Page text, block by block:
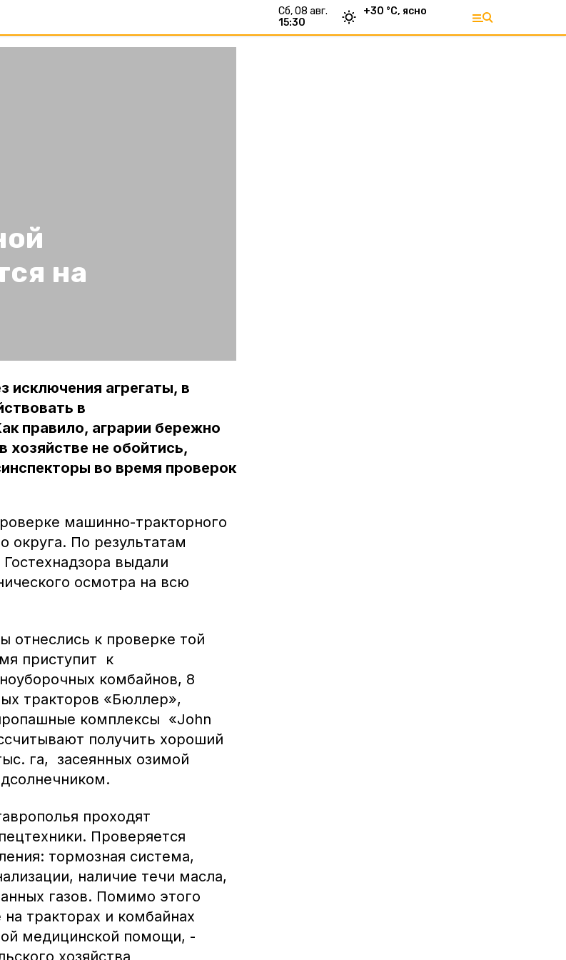
сб, 08 авг.
15:30
+30 °С, ясно
на
исключения агрегаты, в
в
правило, аграрии бережно
хозяйстве не обойтись,
во время проверок
машинно-тракторного
округа. По результатам
выдали
осмотра на всю
отнеслись к проверке той
приступит к
комбайнов, 8
тракторов «Бюллер»,
комплексы «John
получить хороший
га, засеянных озимой
проходят
Проверяется
тормозная система,
наличие течи масла,
газов. Помимо этого
тракторах и комбайнах
медицинской помощи, -
хозяйства